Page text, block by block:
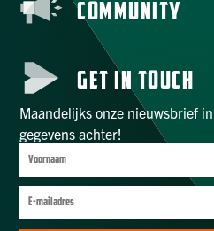
COMMUNITY
GET IN TOUCH
Maandelijks onze nieuwsbrief
gegevens achter!